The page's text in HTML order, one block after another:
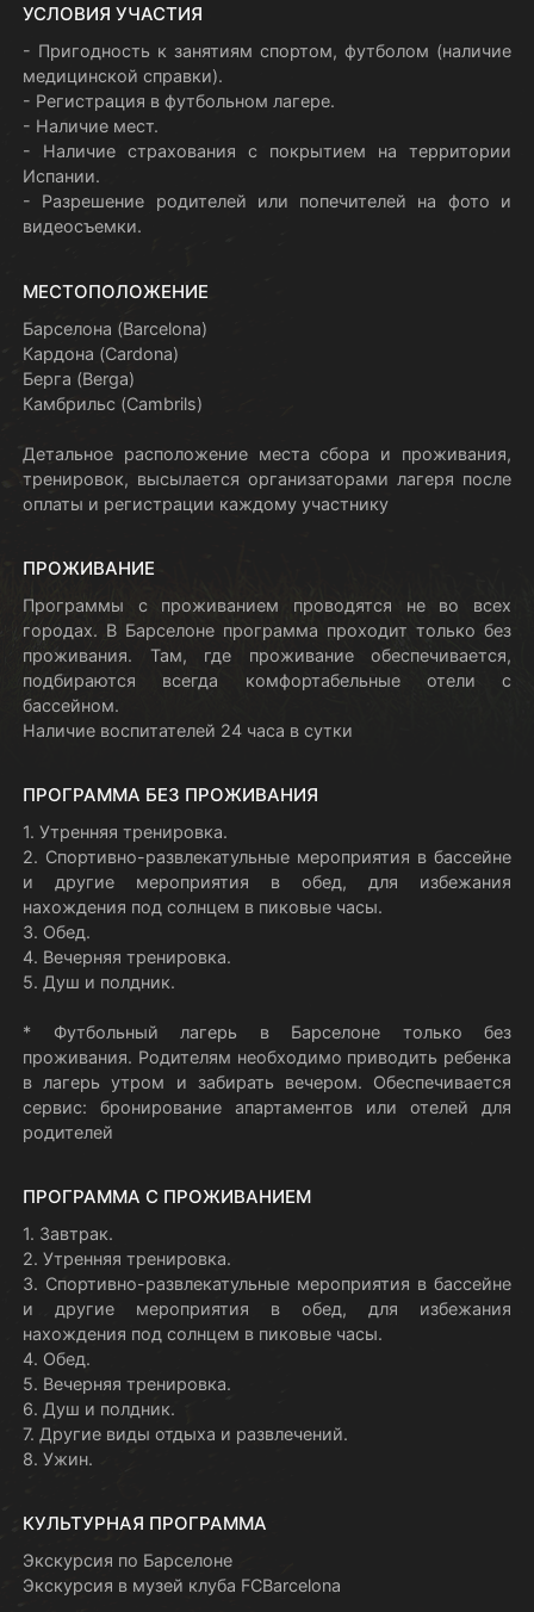
УСЛОВИЯ УЧАСТИЯ
- Пригодность к занятиям спортом, футболом (наличие
медицинской справки).
- Регистрация в футбольном лагере.
- Наличие мест.
- Наличие страхования с покрытием на территории
Испании.
- Разрешение родителей или попечителей на фото и
видеосъемки.
МЕСТОПОЛОЖЕНИЕ
Барселона (Barcelona)
Кардона (Cardona)
Берга (Berga)
Камбрильс (Cambrils)
Детальное расположение места сбора и проживания,
тренировок, высылается организаторами лагеря после
оплаты и регистрации каждому участнику
ПРОЖИВАНИЕ
Программы с проживанием проводятся не во всех
городах. В Барселоне программа проходит только без
проживания. Там, где проживание обеспечивается,
подбираются всегда комфортабельные отели с
бассейном.
Наличие воспитателей 24 часа в сутки
ПРОГРАММА БЕЗ ПРОЖИВАНИЯ
1. Утренняя тренировка.
2. Спортивно-развлекатульные мероприятия в бассейне
и другие мероприятия в обед, для избежания
нахождения под солнцем в пиковые часы.
3. Обед.
4. Вечерняя тренировка.
5. Душ и полдник.
* Футбольный лагерь в Барселоне только без
проживания. Родителям необходимо приводить ребенка
в лагерь утром и забирать вечером. Обеспечивается
сервис: бронирование апартаментов или отелей для
родителей
ПРОГРАММА С ПРОЖИВАНИЕМ
1. Завтрак.
2. Утренняя тренировка.
3. Спортивно-развлекатульные мероприятия в бассейне
и другие мероприятия в обед, для избежания
нахождения под солнцем в пиковые часы.
4. Обед.
5. Вечерняя тренировка.
6. Душ и полдник.
7. Другие виды отдыха и развлечений.
8. Ужин.
КУЛЬТУРНАЯ ПРОГРАММА
Экскурсия по Барселоне
Экскурсия в музей клуба FCBarcelona